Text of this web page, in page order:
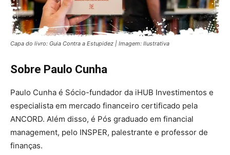
Capa do livro: Guia Contra a Estupidez | Imagem: Ilustrativa
Sobre Paulo Cunha
Paulo Cunha é Sócio-fundador da iHUB Investimentos e
especialista em mercado financeiro certificado pela
ANCORD. Além disso, é Pós graduado em financial
management, pelo INSPER, palestrante e professor de
finanças.